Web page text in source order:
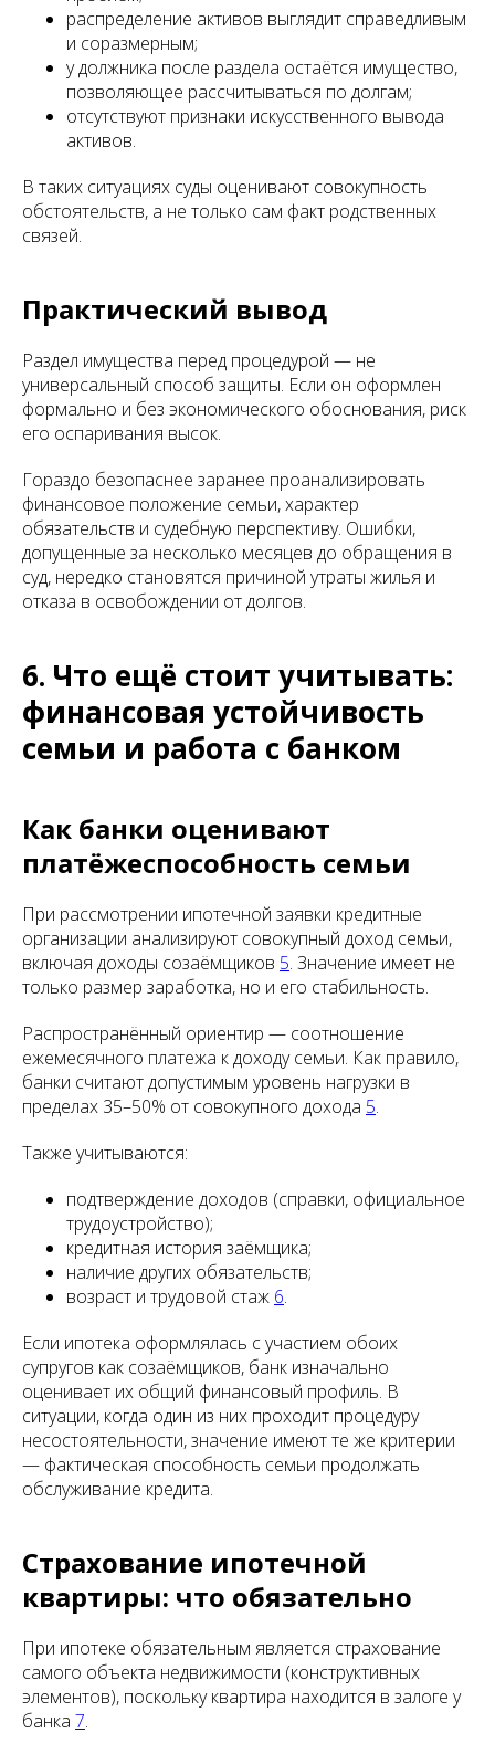
распределение активов выглядит справедливым
и соразмерным;
у должника после раздела остаётся имущество,
позволяющее рассчитываться по долгам;
отсутствуют признаки искусственного вывода
активов.
В таких ситуациях суды оценивают совокупность
обстоятельств, а не только сам факт родственных
связей.
Практический вывод
Раздел имущества перед процедурой — не
универсальный способ защиты. Если он оформлен
формально и без экономического обоснования, риск
его оспаривания высок.
Гораздо безопаснее заранее проанализировать
финансовое положение семьи, характер
обязательств и судебную перспективу. Ошибки,
допущенные за несколько месяцев до обращения в
суд, нередко становятся причиной утраты жилья и
отказа в освобождении от долгов.
6. Что ещё стоит учитывать:
финансовая устойчивость
семьи и работа с банком
Как банки оценивают
платёжеспособность семьи
При рассмотрении ипотечной заявки кредитные
организации анализируют совокупный доход семьи,
включая доходы созаёмщиков 5. Значение имеет не
только размер заработка, но и его стабильность.
Распространённый ориентир — соотношение
ежемесячного платежа к доходу семьи. Как правило,
банки считают допустимым уровень нагрузки в
пределах 35–50% от совокупного дохода 5.
Также учитываются:
подтверждение доходов (справки, официальное
трудоустройство);
кредитная история заёмщика;
наличие других обязательств;
возраст и трудовой стаж 6.
Если ипотека оформлялась с участием обоих
супругов как созаёмщиков, банк изначально
оценивает их общий финансовый профиль. В
ситуации, когда один из них проходит процедуру
несостоятельности, значение имеют те же критерии
— фактическая способность семьи продолжать
обслуживание кредита.
Страхование ипотечной
квартиры: что обязательно
При ипотеке обязательным является страхование
самого объекта недвижимости (конструктивных
элементов), поскольку квартира находится в залоге у
банка 7.